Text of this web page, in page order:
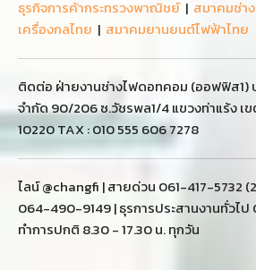
ธุรกิจการค้ากระทรวงพาณิชย์| สมาคมช่า
เครื่องกลไทย | สมาคมยานยนต์ไฟฟ้าไทย
ติดต่อ ฝ่ายงานช่างไฟดอทคอม (ออฟฟิส1)
จำกัด 90/206 ซ.วัชรพล1/4 แขวงท่าแร้ง เ
10220 TAX : 010 555 606 7278
ไลน์ @changfi | สายด่วน 061-417-5732
064-490-9149 | ธุรการประสานงานทั่วไป
ทำการปกติ 8.30 - 17.30 น. ทุกวัน